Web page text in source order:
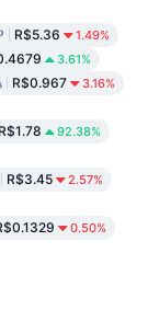
R$5.36 1.49%
3.61%
R$0.967 3.16%
R$1.78 92.38%
R$3.45 2.57%
0.50%